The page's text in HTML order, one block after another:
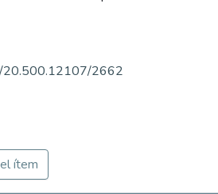
20.500.12107/2662
ítem